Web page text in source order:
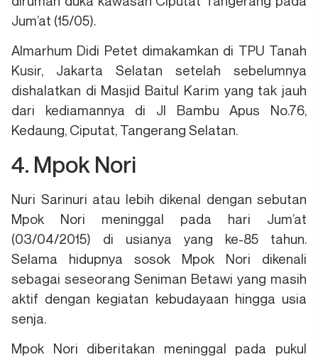
Jum’at (15/05).
Almarhum Didi Petet dimakamkan di TPU Tanah
Kusir, Jakarta Selatan setelah sebelumnya
dishalatkan di Masjid Baitul Karim yang tak jauh
dari kediamannya di Jl Bambu Apus No.76,
Kedaung, Ciputat, Tangerang Selatan.
4. Mpok Nori
Nuri Sarinuri atau lebih dikenal dengan sebutan
Mpok Nori meninggal pada hari Jum’at
(03/04/2015) di usianya yang ke-85 tahun.
Selama hidupnya sosok Mpok Nori dikenali
sebagai seseorang Seniman Betawi yang masih
aktif dengan kegiatan kebudayaan hingga usia
senja.
Mpok Nori diberitakan meninggal pada pukul